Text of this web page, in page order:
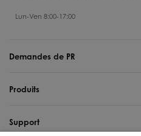
Lun-Ven 8:00-17:00
Demandes de PR
Produits
Support